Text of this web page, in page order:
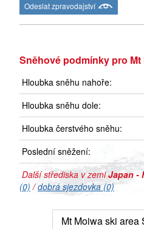
Odeslat zpravodajství
Sněhové podmínky pro Mt
Hloubka sněhu nahoře:
Hloubka sněhu dole:
Hloubka čerstvého sněhu:
Poslední sněžení:
Další střediska v zemiJapan -
(0) /dobrá sjezdovka (0)
Mt Moiwa ski area